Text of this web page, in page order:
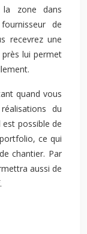
la zone dans
de
recevrez une
lui permet
quand vous
du
possible de
ce qui
chantier. Par
aussi de